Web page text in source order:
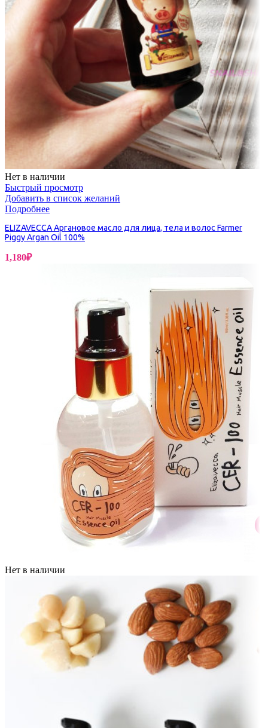
Нет в наличии
Быстрый просмотр
Добавить в список желаний
Подробнее
ELIZAVECCA Аргановое масло для лица, тела и волос Farmer
Piggy Argan Oil 100%
1,180₽
Нет в наличии